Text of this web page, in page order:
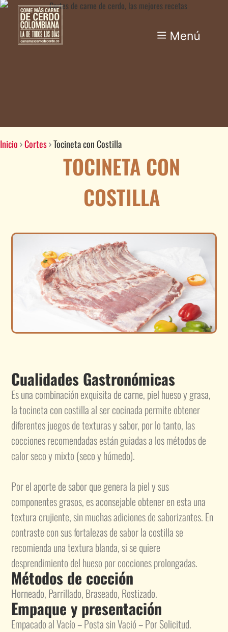
Inicio ›Cortes›Tocineta con Costilla
TOCINETA CON
COSTILLA
Cualidades Gastronómicas
Es una combinación exquisita de carne, piel hueso y grasa,
la tocineta con costilla al ser cocinada permite obtener
diferentes juegos de texturas y sabor, por lo tanto, las
cocciones recomendadas están guiadas a los métodos de
calor seco y mixto (seco y húmedo).
Por el aporte de sabor que genera la piel y sus
componentes grasos, es aconsejable obtener en esta una
textura crujiente, sin muchas adiciones de saborizantes. En
contraste con sus fortalezas de sabor la costilla se
recomienda una textura blanda, si se quiere
desprendimiento del hueso por cocciones prolongadas.
Métodos de cocción
Horneado, Parrillado, Braseado, Rostizado.
Empaque y presentación
Empacado al Vacío – Posta sin Vació – Por Solicitud.